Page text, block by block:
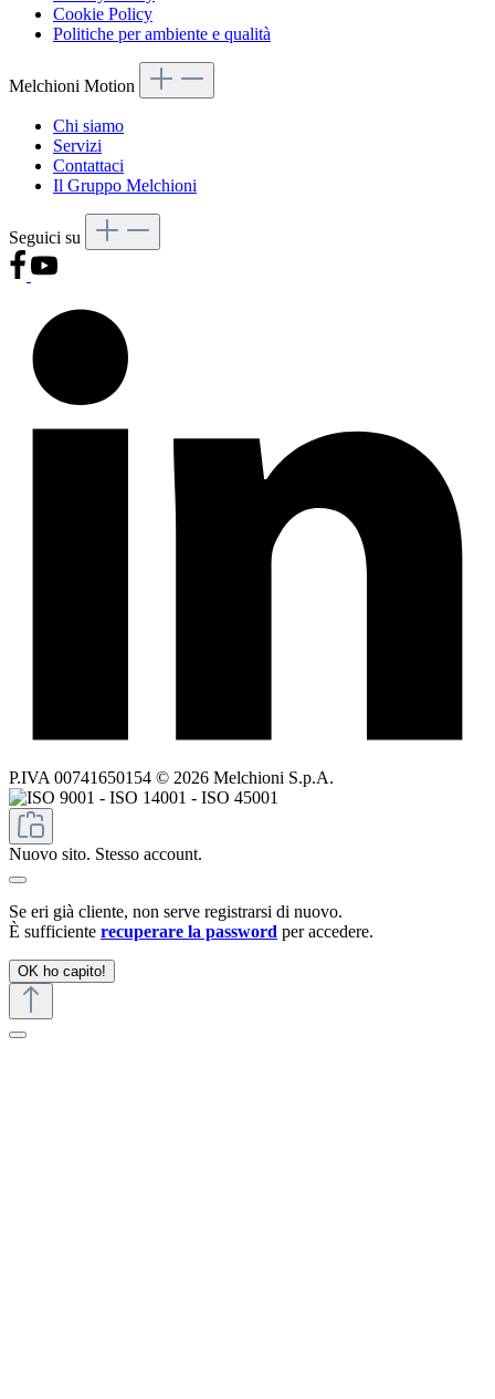
Cookie Policy
Politiche per ambiente e qualità
Melchioni Motion
Chi siamo
Servizi
Contattaci
Il Gruppo Melchioni
Seguici su
P.IVA 00741650154 © 2026 Melchioni S.p.A.
Nuovo sito. Stesso account.
Se eri già cliente, non serve registrarsi di nuovo.
È sufficiente recuperare la password per accedere.
OK ho capito!